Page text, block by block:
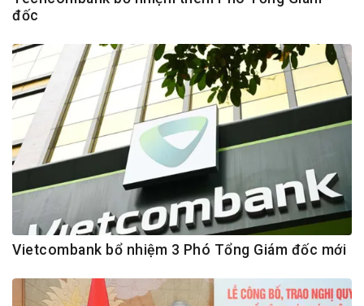
đốc
Vietcombank bổ nhiệm 3 Phó Tổng Giám đốc mới